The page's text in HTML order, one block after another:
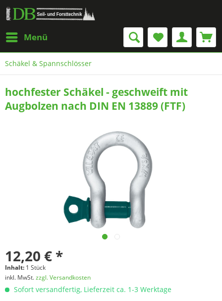
Menü
Schäkel & Spannschlösser
hochfester Schäkel - geschweift mit
Augbolzen nach DIN EN 13889 (FTF)
12,20 € *
Inhalt: 1 Stück
inkl. MwSt.zzgl. Versandkosten
Sofort versandfertig, Lieferzeit ca. 1-3 Werktage